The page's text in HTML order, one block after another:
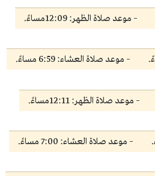
– موعد صلاة الظهر: 12:09مساءً.
– موعد صلاة العشاء: 6:59 مساءً.
– موعد صلاة الظهر: 12:11مساءً.
– موعد صلاة العشاء: 7:00 مساءً.